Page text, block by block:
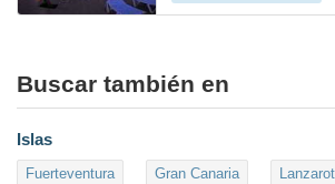
Buscar también en
Islas
Fuerteventura Gran Canaria